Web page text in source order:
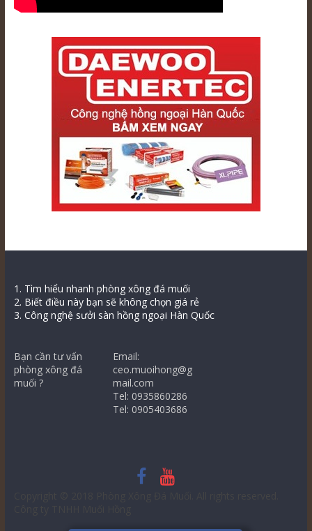
1. Tìm hiểu nhanh phòng xông đá muối
2. Biết điều này bạn sẽ không chọn giá rẻ
3. Công nghệ sưởi sàn hồng ngoại Hàn Quốc
Bạn cần tư vấn
phòng xông đá
muối ?
Email:
ceo.muoihong@g
mail.com
Tel: 0935860286
Tel: 0905403686